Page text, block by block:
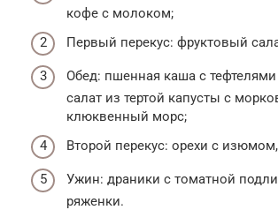
кофе с молоком;
Первый перекус: фруктовый
Обед: пшенная каша с
салат из тертой капусты с
клюквенный морс;
Второй перекус: орехи с
Ужин: драники с томатной
ряженки.